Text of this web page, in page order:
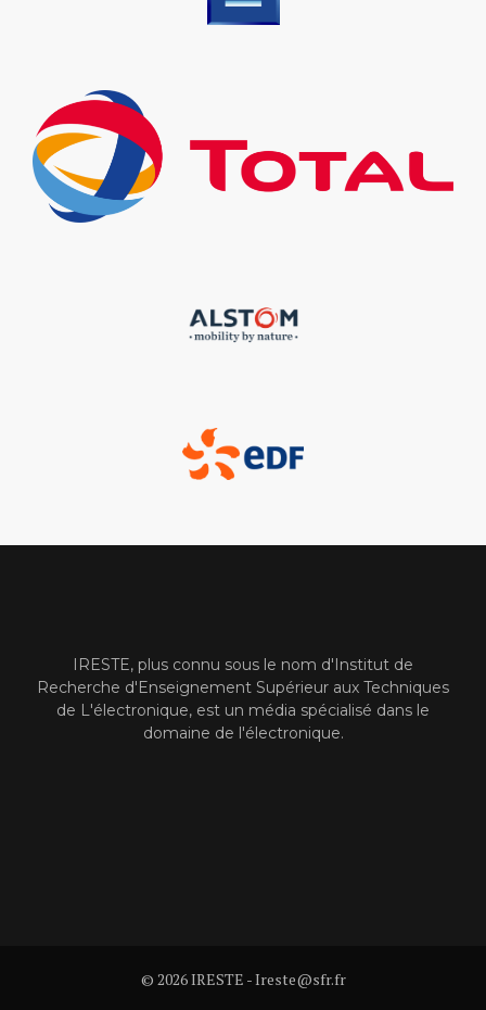
IRESTE, plus connu sous le nom d'Institut de
Recherche d'Enseignement Supérieur aux Techniques
de L'électronique, est un média spécialisé dans le
domaine de l'électronique.
© 2026 IRESTE - Ireste@sfr.fr